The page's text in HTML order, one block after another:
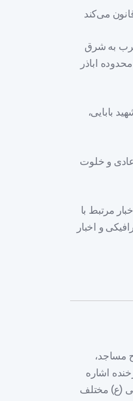
به شرق
اباذر
بابایی،
عادی و خلوت
مرتبط با
و اخبار
مساجد،
اشاره
(ع) مختلف